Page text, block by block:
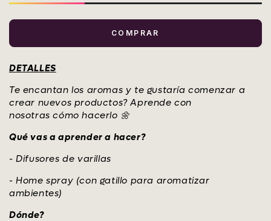
COMPRAR
DETALLES
Te encantan los aromas y te gustaría comenzar a
crear nuevos productos? Aprende con
nosotras cómo hacerlo 🌼
Qué vas a aprender a hacer?
- Difusores de varillas
- Home spray (con gatillo para aromatizar
ambientes)
Dónde?